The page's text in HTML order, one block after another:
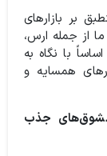
بر بازارهای
از جمله ارس،
با نگاه به
همسایه و
مشوق‌های جذب